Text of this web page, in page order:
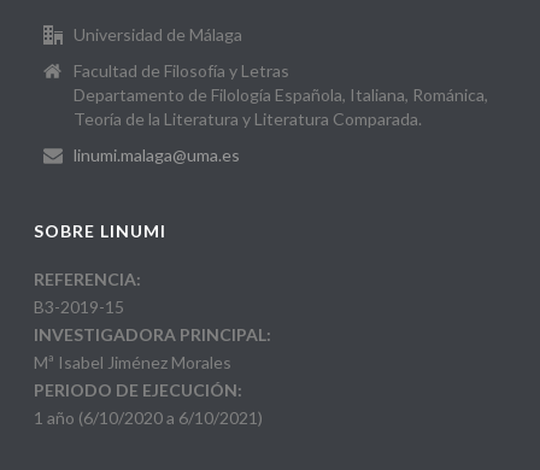
Universidad de Málaga
Facultad de Filosofía y Letras
Departamento de Filología Española, Italiana, Románica,
Teoría de la Literatura y Literatura Comparada.
linumi.malaga@uma.es
SOBRE LINUMI
REFERENCIA:
B3-2019-15
INVESTIGADORA PRINCIPAL:
Mª Isabel Jiménez Morales
PERIODO DE EJECUCIÓN:
1 año (6/10/2020 a 6/10/2021)